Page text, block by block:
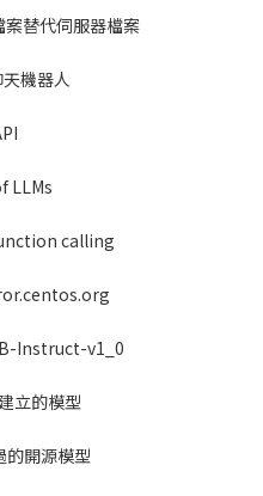
替代伺服器檔案
機器人
LLMs
calling
Instruct-v1_0
立的模型
的開源模型